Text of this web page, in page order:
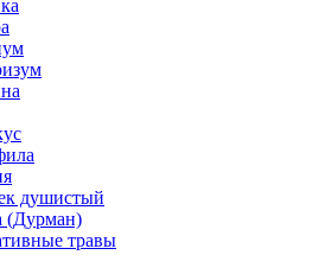
душистый
(Дурман)
травы